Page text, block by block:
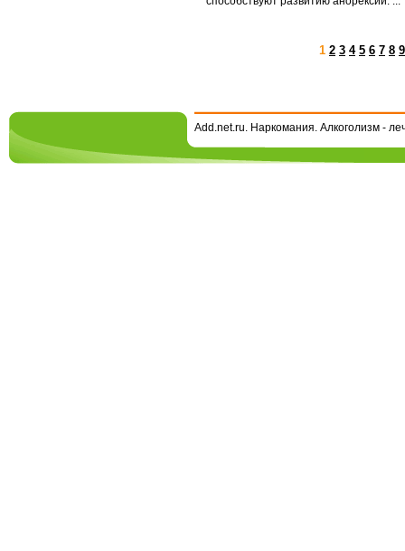
1 2 3 4 5 6 7 8 9
Add.net.ru. Наркомания. Алкоголизм -